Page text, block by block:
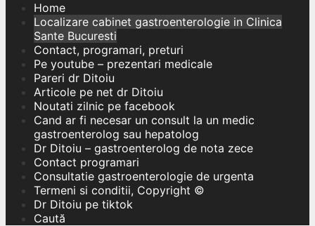
Home
Localizare cabinet gastroenterologie in Clinica
Sante Bucuresti
Contact, programari, preturi
Pe youtube – prezentari medicale
Pareri dr Ditoiu
Articole pe net dr Ditoiu
Noutati zilnic pe facebook
Cand ar fi necesar un consult la un medic
gastroenterolog sau hepatolog
Dr Ditoiu – gastroenterolog de nota zece
Contact programari
Consultatie gastroenterologie de urgenta
Termeni si conditii, Copyright ©
Dr Ditoiu pe tiktok
Caută